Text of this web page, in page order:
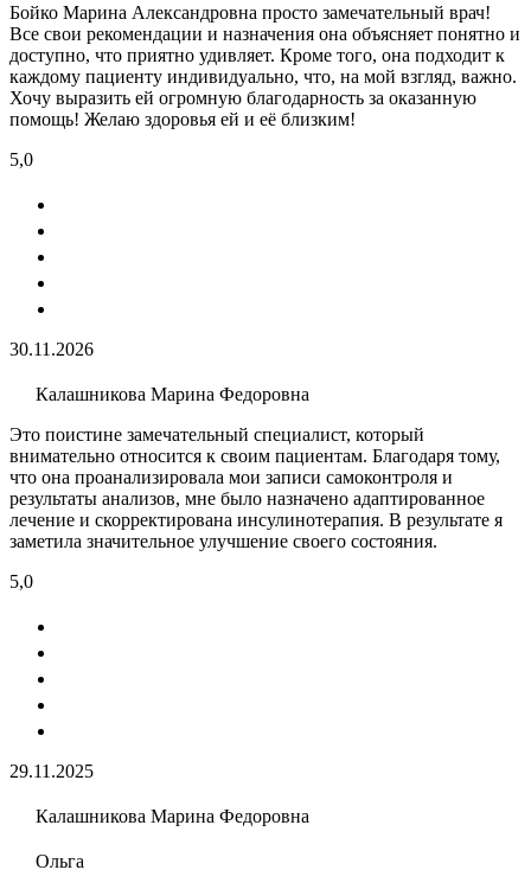
Бойко Марина Александровна просто замечательный врач!
Все свои рекомендации и назначения она объясняет понятно и
доступно, что приятно удивляет. Кроме того, она подходит к
каждому пациенту индивидуально, что, на мой взгляд, важно.
Хочу выразить ей огромную благодарность за оказанную
помощь! Желаю здоровья ей и её близким!
5,0
30.11.2026
Калашникова Марина Федоровна
Это поистине замечательный специалист, который
внимательно относится к своим пациентам. Благодаря тому,
что она проанализировала мои записи самоконтроля и
результаты анализов, мне было назначено адаптированное
лечение и скорректирована инсулинотерапия. В результате я
заметила значительное улучшение своего состояния.
5,0
29.11.2025
Калашникова Марина Федоровна
Ольга